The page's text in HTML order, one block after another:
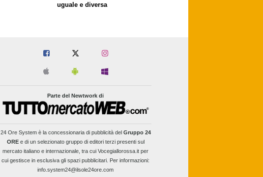
uguale e diversa
Parte del Newtwork di
24 Ore Systemè la concessionaria di pubblicità del Gruppo 24
OREe di un selezionato gruppo di editori terzi presenti sul
mercato italiano e internazionale, tra cui Vocegiallorossa.it per
cui gestisce in esclusiva gli spazi pubblicitari. Per informazioni:
info.system24@ilsole24ore.com